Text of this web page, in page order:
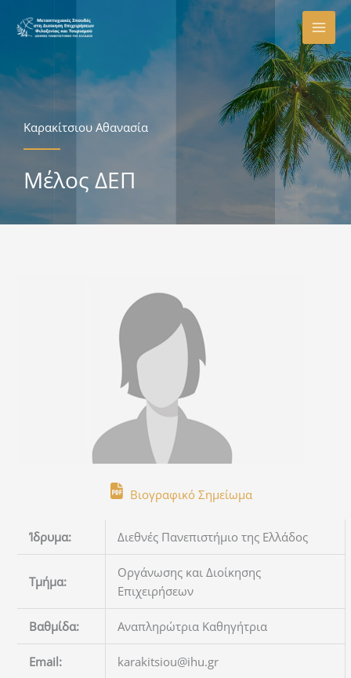
στο
Καρακίτσιου Αθανασία
Μέλος ΔΕΠ
Βιογραφικό Σημείωμα
Ίδρυμα: Διεθνές Πανεπιστήμιο της Ελλάδος
Τμήμα:
Οργάνωσης και Διοίκησης
Επιχειρήσεων
Βαθμίδα: Αναπληρώτρια Καθηγήτρια
Email: karakitsiou@ihu.gr